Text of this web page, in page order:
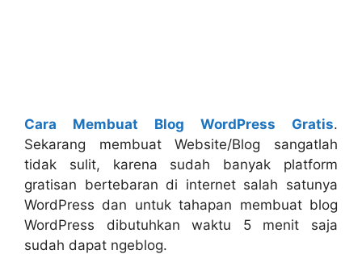
Cara Membuat Blog WordPress Gratis.
Sekarang membuat Website/Blog sangatlah
tidak sulit, karena sudah banyak platform
gratisan bertebaran di internet salah satunya
WordPress dan untuk tahapan membuat blog
WordPress dibutuhkan waktu 5 menit saja
sudah dapat ngeblog.